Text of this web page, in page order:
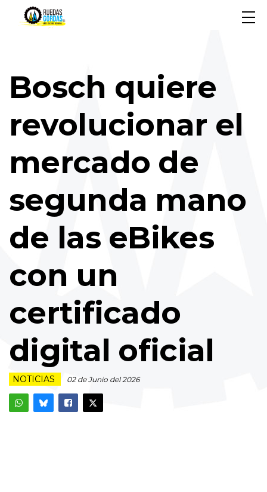
Bosch quiere
revolucionar el
mercado de
segunda mano
de las eBikes
con un
certificado
digital oficial
NOTICIAS 02 de Junio del 2026